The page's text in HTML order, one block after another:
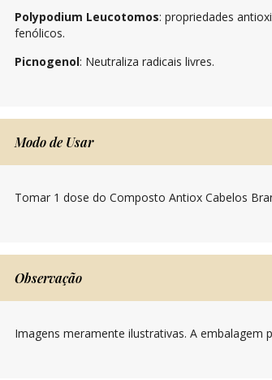
Polypodium Leucotomos: propriedades
fenólicos.
Picnogenol: Neutraliza radicais livres.
Modo de Usar
Tomar 1 dose do Composto Antiox Cabelos
Observação
Imagens meramente ilustrativas. A